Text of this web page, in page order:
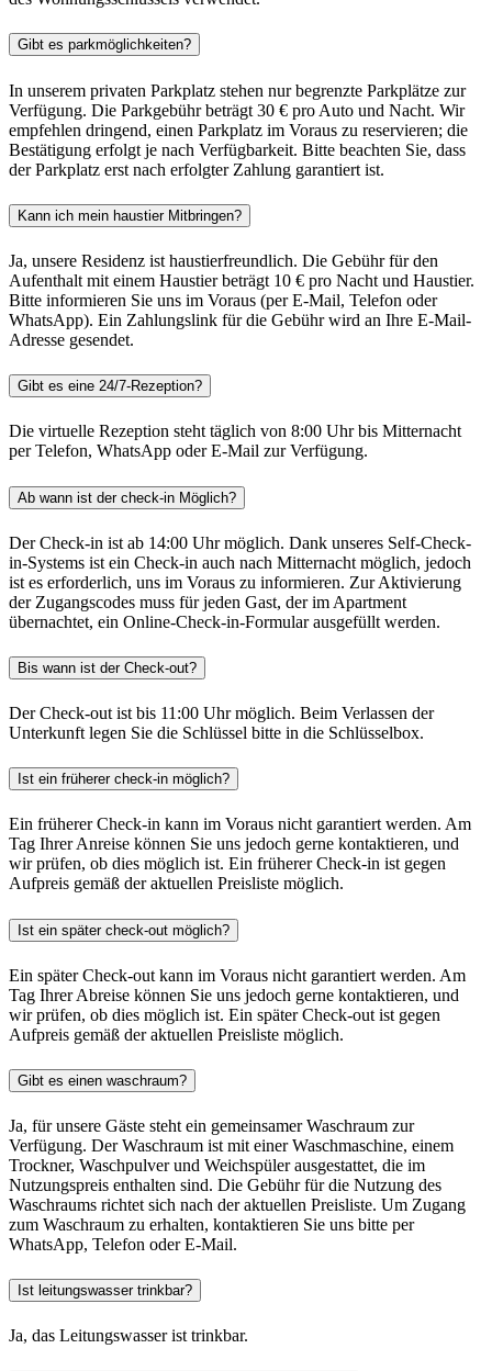
Gibt es parkmöglichkeiten?
In unserem privaten Parkplatz stehen nur begrenzte Parkplätze zur
Verfügung. Die Parkgebühr beträgt 30 € pro Auto und Nacht. Wir
empfehlen dringend, einen Parkplatz im Voraus zu reservieren; die
Bestätigung erfolgt je nach Verfügbarkeit. Bitte beachten Sie, dass
der Parkplatz erst nach erfolgter Zahlung garantiert ist.
Kann ich mein haustier Mitbringen?
Ja, unsere Residenz ist haustierfreundlich. Die Gebühr für den
Aufenthalt mit einem Haustier beträgt 10 € pro Nacht und Haustier.
Bitte informieren Sie uns im Voraus (per E-Mail, Telefon oder
WhatsApp). Ein Zahlungslink für die Gebühr wird an Ihre E-Mail-
Adresse gesendet.
Gibt es eine 24/7-Rezeption?
Die virtuelle Rezeption steht täglich von 8:00 Uhr bis Mitternacht
per Telefon, WhatsApp oder E-Mail zur Verfügung.
Ab wann ist der check-in Möglich?
Der Check-in ist ab 14:00 Uhr möglich. Dank unseres Self-Check-
in-Systems ist ein Check-in auch nach Mitternacht möglich, jedoch
ist es erforderlich, uns im Voraus zu informieren. Zur Aktivierung
der Zugangscodes muss für jeden Gast, der im Apartment
übernachtet, ein Online-Check-in-Formular ausgefüllt werden.
Bis wann ist der Check-out?
Der Check-out ist bis 11:00 Uhr möglich. Beim Verlassen der
Unterkunft legen Sie die Schlüssel bitte in die Schlüsselbox.
Ist ein früherer check-in möglich?
Ein früherer Check-in kann im Voraus nicht garantiert werden. Am
Tag Ihrer Anreise können Sie uns jedoch gerne kontaktieren, und
wir prüfen, ob dies möglich ist. Ein früherer Check-in ist gegen
Aufpreis gemäß der aktuellen Preisliste möglich.
Ist ein später check-out möglich?
Ein später Check-out kann im Voraus nicht garantiert werden. Am
Tag Ihrer Abreise können Sie uns jedoch gerne kontaktieren, und
wir prüfen, ob dies möglich ist. Ein später Check-out ist gegen
Aufpreis gemäß der aktuellen Preisliste möglich.
Gibt es einen waschraum?
Ja, für unsere Gäste steht ein gemeinsamer Waschraum zur
Verfügung. Der Waschraum ist mit einer Waschmaschine, einem
Trockner, Waschpulver und Weichspüler ausgestattet, die im
Nutzungspreis enthalten sind. Die Gebühr für die Nutzung des
Waschraums richtet sich nach der aktuellen Preisliste. Um Zugang
zum Waschraum zu erhalten, kontaktieren Sie uns bitte per
WhatsApp, Telefon oder E-Mail.
Ist leitungswasser trinkbar?
Ja, das Leitungswasser ist trinkbar.